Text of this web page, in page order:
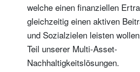
welche einen finanziellen
gleichzeitig einen aktiven
und Sozialzielen leisten
Teil unserer Multi-Asset-
Nachhaltigkeitslösungen.